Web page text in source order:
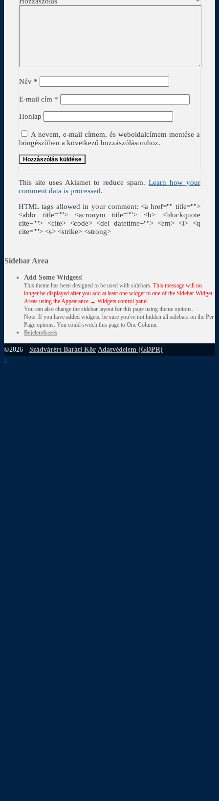
Név *
E-mail cím *
Honlap
A nevem, e-mail címem, és weboldalcímem mentése a
böngészőben a következő hozzászólásomhoz.
This site uses Akismet to reduce spam. Learn how your
comment data is processed.
HTML tags allowed in your comment: <a href="" title="">
<abbr title=""> <acronym title=""> <b> <blockquote
cite=""> <cite> <code> <del datetime=""> <em> <i> <q
cite=""> <s> <strike> <strong>
Sidebar Area
Add Some Widgets!
This theme has been designed to be used with sidebars. This message will no
longer be displayed after you add at least one widget to one of the Sidebar Widget
Areas using the Appearance → Widgets control panel.
You can also change the sidebar layout for this page using theme options.
Note: If you have added widgets, be sure you've not hidden all sidebars on the Per
Page options. You could switch this page to One Column.
Bejelentkezés
©2026 - Szádvárért Baráti Kör Adatvédelem (GDPR)
↑